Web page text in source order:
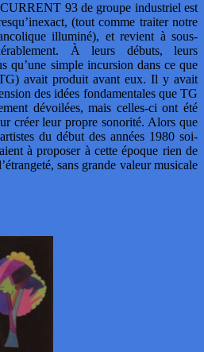
93 de groupe industriel est
(tout comme traiter notre
illuminé), et revient à sous-
À leurs débuts, leurs
qu’une simple incursion dans ce que
avait produit avant eux. Il y avait
des idées fondamentales que TG
dévoilées, mais celles-ci ont été
créer leur propre sonorité. Alors que
du début des années 1980 soi-
à proposer à cette époque rien de
sans grande valeur musicale